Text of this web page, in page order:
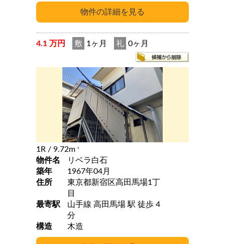
4.1 万円 敷 1ヶ月 礼 0ヶ月
1R / 9.72m 2
物件名
リベラ白石
築年
1967年04月
住所
東京都新宿区高田馬場1丁
目
最寄駅
山手線 高田馬場 駅 徒歩 4
分
構造
木造